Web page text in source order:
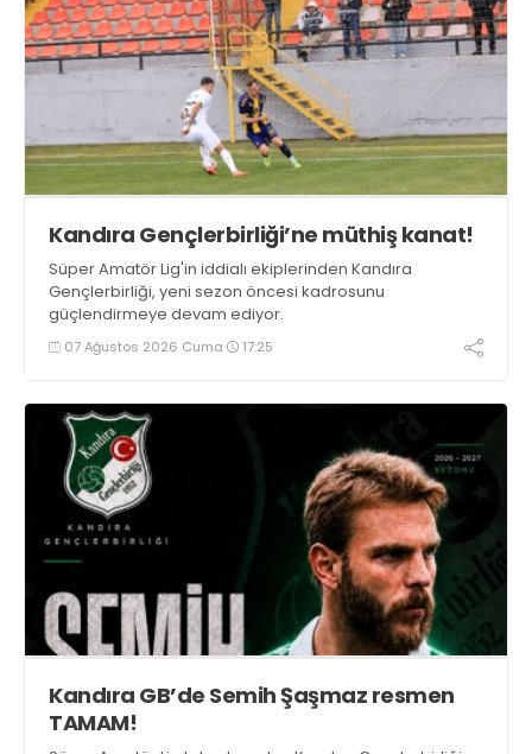
Kandıra Gençlerbirliği’ne müthiş kanat!
Süper Amatör Lig'in iddialı ekiplerinden Kandıra
Gençlerbirliği, yeni sezon öncesi kadrosunu
güçlendirmeye devam ediyor.
07 Ağustos 2026 Cuma 17:25
Kandıra GB’de Semih Şaşmaz resmen
TAMAM!